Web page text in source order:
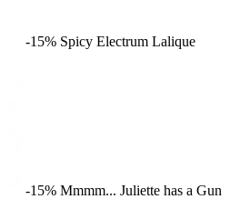
-15% Spicy Electrum Lalique
-15% Mmmm... Juliette has a Gun